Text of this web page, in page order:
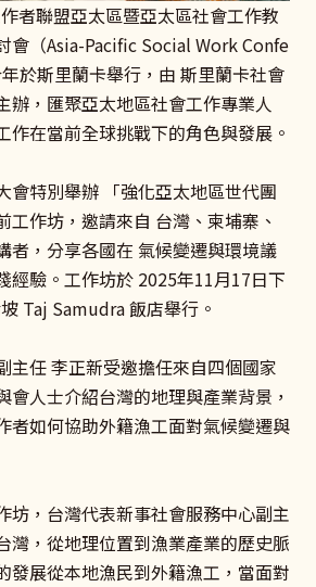
者聯盟亞太區暨亞太區社會工作教
會（Asia-Pacific Social Work Confe
於斯里蘭卡舉行，由 斯里蘭卡社會
辦，匯聚亞太地區社會工作專業人
作在當前全球挑戰下的角色與發展。
會特別舉辦 「強化亞太地區世代團
工作坊，邀請來自 台灣、柬埔寨、
者，分享各國在 氣候變遷與環境議
經驗。工作坊於 2025年11月17日下
Taj Samudra 飯店舉行。
主任 李正新受邀擔任來自四個國家
會人士介紹台灣的地理與產業背景，
者如何協助外籍漁工面對氣候變遷與
坊，台灣代表新事社會服務中心副主
灣，從地理位置到漁業產業的歷史脈
發展從本地漁民到外籍漁工，當面對